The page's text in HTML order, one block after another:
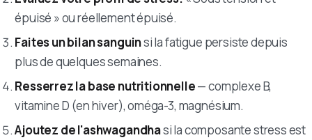
épuisé » ou réellement épuisé.
Faites un bilan sanguinsi la fatigue persiste depuis
plus de quelques semaines.
Resserrez la base nutritionnelle— complexe B,
vitamine D (en hiver), oméga-3, magnésium.
Ajoutez de l'ashwagandhasi la composante stress est